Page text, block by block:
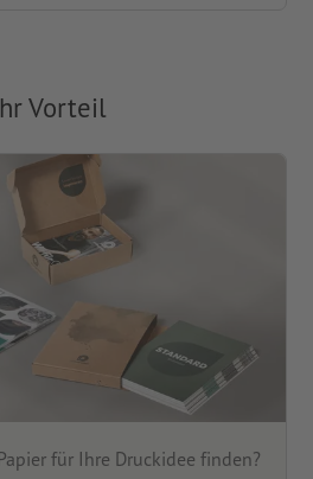
Vorteil
für Ihre Druckidee finden?